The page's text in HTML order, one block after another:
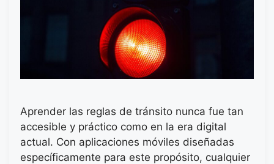
Aprender las reglas de tránsito nunca fue tan
accesible y práctico como en la era digital
actual. Con aplicaciones móviles diseñadas
específicamente para este propósito, cualquier